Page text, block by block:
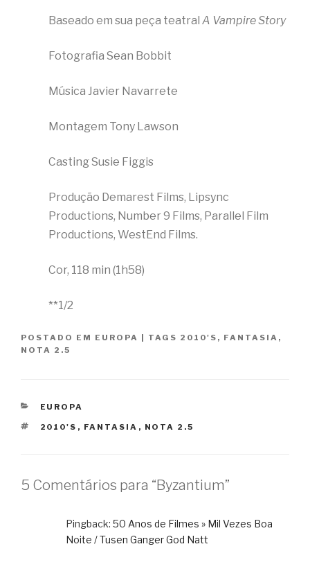
Baseado em sua peça teatral A Vampire Story
Fotografia Sean Bobbit
Música Javier Navarrete
Montagem Tony Lawson
Casting Susie Figgis
Produção Demarest Films, Lipsync
Productions, Number 9 Films, Parallel Film
Productions, WestEnd Films.
Cor, 118 min (1h58)
**1/2
POSTADO EM EUROPA TAGS 2010'S , FANTASIA ,
NOTA 2.5
CATEGORIAS
EUROPA
TAGS
2010'S , FANTASIA , NOTA 2.5
5 Comentários para “Byzantium”
Pingback: 50 Anos de Filmes » Mil Vezes Boa
Noite / Tusen Ganger God Natt